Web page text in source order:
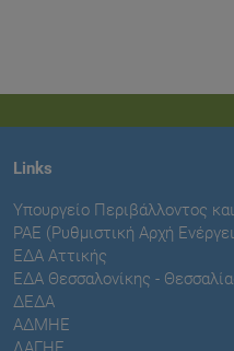
Links
Υπουργείο Περιβάλλοντος
ΡΑΕ (Ρυθμιστική Αρχή
ΕΔΑ Αττικής
ΕΔΑ Θεσσαλονίκης -
ΔΕΔΑ
ΑΔΜΗΕ